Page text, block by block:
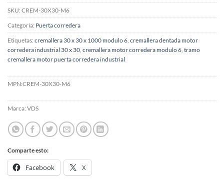
SKU: CREM-30X30-M6
Categoría: Puerta corredera
Etiquetas: cremallera 30 x 30 x 1000 modulo 6, cremallera dentada motor
corredera industrial 30 x 30, cremallera motor corredera modulo 6, tramo
cremallera motor puerta corredera industrial
MPN:CREM-30X30-M6
Marca: VDS
Comparte esto:
Facebook X